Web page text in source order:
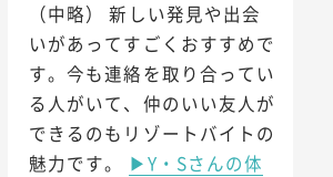
（中略） 新しい発見や出会
いがあってすごくおすすめで
す。今も連絡を取り合ってい
る人がいて、仲のいい友人が
できるのもリゾートバイトの
魅力です。
▶Y・Sさんの体